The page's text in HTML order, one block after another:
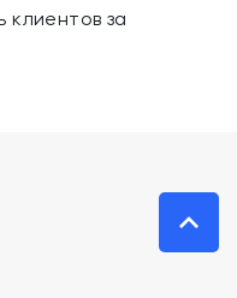
клиентов за